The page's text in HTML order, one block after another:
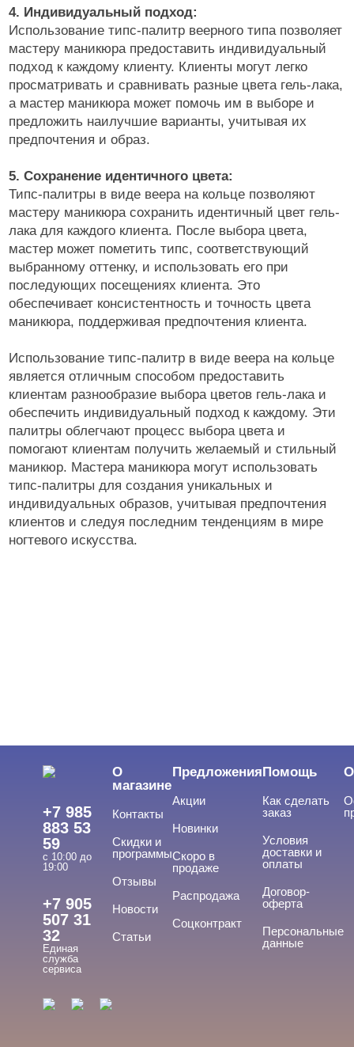
4. Индивидуальный подход:
Использование типс-палитр веерного типа позволяет
мастеру маникюра предоставить индивидуальный
подход к каждому клиенту. Клиенты могут легко
просматривать и сравнивать разные цвета гель-лака,
а мастер маникюра может помочь им в выборе и
предложить наилучшие варианты, учитывая их
предпочтения и образ.
5. Сохранение идентичного цвета:
Типс-палитры в виде веера на кольце позволяют
мастеру маникюра сохранить идентичный цвет гель-
лака для каждого клиента. После выбора цвета,
мастер может пометить типс, соответствующий
выбранному оттенку, и использовать его при
последующих посещениях клиента. Это
обеспечивает консистентность и точность цвета
маникюра, поддерживая предпочтения клиента.
Использование типс-палитр в виде веера на кольце
является отличным способом предоставить
клиентам разнообразие выбора цветов гель-лака и
обеспечить индивидуальный подход к каждому. Эти
палитры облегчают процесс выбора цвета и
помогают клиентам получить желаемый и стильный
маникюр. Мастера маникюра могут использовать
типс-палитры для создания уникальных и
индивидуальных образов, учитывая предпочтения
клиентов и следуя последним тенденциям в мире
ногтевого искусства.
+7 985
883 53
59
с 10:00 до
19:00
+7 905
507 31
32
Единая
служба
сервиса
О
магазине
Контакты
Скидки и
программы
Отзывы
Новости
Статьи
Предложения
Акции
Новинки
Скоро в
продаже
Распродажа
Соцконтракт
Помощь
Как сделать
заказ
Условия
доставки и
оплаты
Договор-
оферта
Персональные
данные